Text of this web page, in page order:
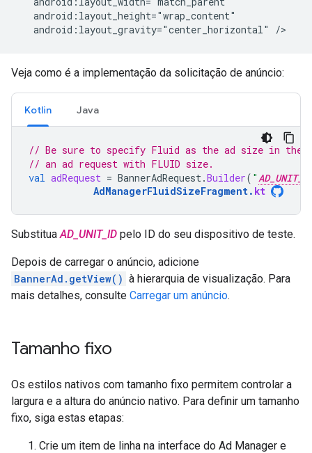
android:layout_gravity="center_horizontal"
Veja como é a implementação da solicitação de anúncio:
Kotlin Java
// Be sure to specify Fluid as the ad size in the
// an ad request with FLUID size.
val adRequest = BannerAdRequest.Builder( "
AdManagerFluidSizeFragment. kt
SubstituaAD_UNIT_ID pelo ID do seu dispositivo de teste.
Depois de carregar o anúncio, adicione
BannerAd.getView() à hierarquia de visualização. Para
mais detalhes, consulte Carregar um anúncio.
Tamanho fixo
Os estilos nativos com tamanho fixo permitem controlar a
largura e a altura do anúncio nativo. Para definir um tamanho
fixo, siga estas etapas:
Crie um item de linha na interface do Ad Manager e